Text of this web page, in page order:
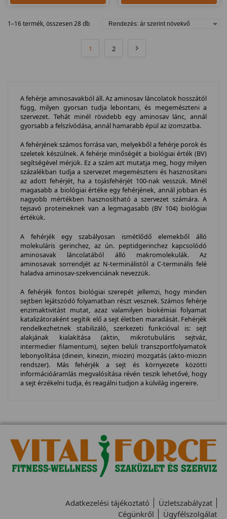
1–16 termék, összesen 28 db
1 2
A fehérje aminosavakból áll. Az aminosav láncolatok hosszától
függ, milyen gyorsan tudja lebontani, és megemészteni a
szervezet. Tehát minél rövidebb egy aminosav lánc, annál
gyorsabb a felszívódása, annál hamarabb épül az izomzatba.
A fehérjének számos forrása van, melyekből a fehérje porok és
szeletek készülnek. A fehérje minőségét a biológiai érték (BV)
segítségével mérjük. Ez a szám azt mutatja meg, hogy milyen
százalékban tudja a szervezet megemészteni és hasznosítani
az adott fehérjét, ha a tojásfehérjét 100-nak vesszük. Minél
magasabb a biológiai értéke egy fehérjének, annál jobban és
nagyobb mértékben hasznosítható a szervezet számára. A
tejsavó proteineknek van a legmagasabb (BV 104) biológiai
értékük.
A fehérjék egy szabályosan ismétlődő elemekből álló
molekuláris gerinchez, az ún. peptidgerinchez kapcsolódó
aminosavak láncolatából álló makromolekulák. Az
aminosavak sorrendjét az N-terminálistól a C-terminális felé
haladva aminosav-szekvenciának nevezzük.
A fehérjék fontos biológiai szerepét jellemzi, hogy minden
sejtben lejátszódó folyamatban részt vesznek. Számos fehérje
enzimaktivitást mutat, azaz valamilyen biokémiai folyamat
katalizátoraként segítik elő a sejt életben maradását. Fehérjék
rendelkezhetnek stabilizáló, szerkezeti funkcióval is: sejt
alakjának kialakítása (aktin, mikrotubuláris sejtváz,
intermedier filamentum), sejten belüli transzportfolyamatok
lebonyolítása (dinein, kinezin, miozin) mozgatás (akto-miozin
rendszer). Más fehérjék a sejt és környezete közötti
információáramlás megvalósítása révén teszik lehetővé, hogy
a sejt érzékelni tudja, és reagálni tudjon a külvilág ingereire.
Adatkezelési tájékoztató
Üzletszabályzat
Cégünkről
Ügyfélszolgálat